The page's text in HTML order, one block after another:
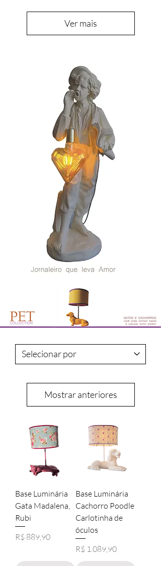
Ver mais
Mostrar anteriores
Base Luminária
Gata Madalena,
Rubi
Preço
R$ 889,90
Base Luminária
Cachorro Poodle
Carlotinha de
óculos
Preço
R$ 1.089,90